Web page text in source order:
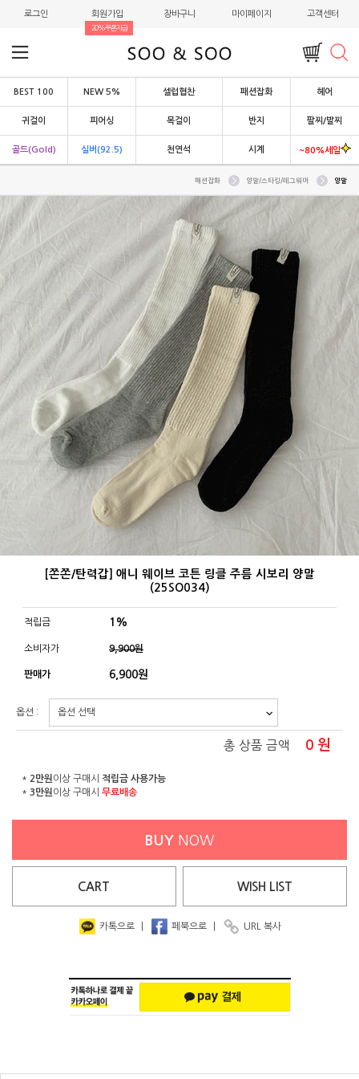
로그인 회원가입
20%쿠폰지급
장바구니 마이페이지 고객센터
BEST 100 NEW 5% 셀럽협찬 패션잡화 헤어
귀걸이 피어싱 목걸이 반지 팔찌/발찌
골드(Gold) 실버(92.5) 천연석 시계 ~80%세일
패션잡화 양말/스타킹/레그워머 양말
[쫀쫀/탄력갑] 애니 웨이브 코튼 링클 주름 시보리 양말
(25SO034)
적립금 1%
소비자가 9,900원
판매가 6,900원
옵션 :
총 상품 금액 0 원
* 2만원 이상 구매시 적립금 사용가능
* 3만원 이상 구매시 무료배송
BUY NOW
CART WISH LIST
카톡으로 페북으로 URL 복사